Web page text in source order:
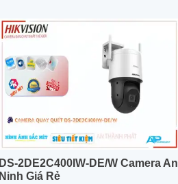
DS-2DE2C400IW-DE/W Camera An
Ninh Giá Rẻ